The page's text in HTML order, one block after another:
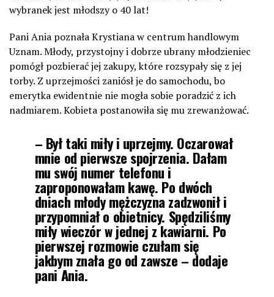
wybranek jest młodszy o 40 lat!
Pani Ania poznała Krystiana w centrum handlowym
Uznam. Młody, przystojny i dobrze ubrany młodzieniec
pomógł pozbierać jej zakupy, które rozsypały się z jej
torby. Z uprzejmości zaniósł je do samochodu, bo
emerytka ewidentnie nie mogła sobie poradzić z ich
nadmiarem. Kobieta postanowiła się mu zrewanżować.
– Był taki miły i uprzejmy. Oczarował
mnie od pierwsze spojrzenia. Dałam
mu swój numer telefonu i
zaproponowałam kawę. Po dwóch
dniach młody mężczyzna zadzwonił i
przypomniał o obietnicy. Spędziliśmy
miły wieczór w jednej z kawiarni. Po
pierwszej rozmowie czułam się
jakbym znała go od zawsze – dodaje
pani Ania.